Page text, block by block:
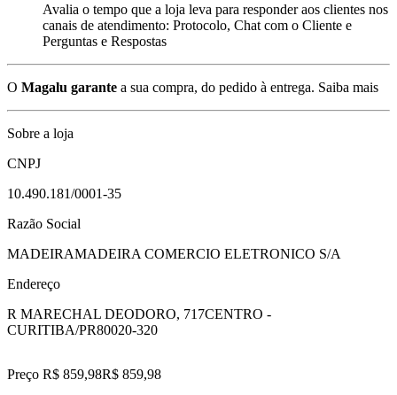
Avalia o tempo que a loja leva para responder aos clientes nos
canais de atendimento: Protocolo, Chat com o Cliente e
Perguntas e Respostas
O Magalu garante a sua compra, do pedido à entrega. Saiba mais
Sobre a loja
CNPJ
10.490.181/0001-35
Razão Social
MADEIRAMADEIRA COMERCIO ELETRONICO S/A
Endereço
R MARECHAL DEODORO, 717CENTRO -
CURITIBA/PR80020-320
Preço R$ 859,98R$ 859,98